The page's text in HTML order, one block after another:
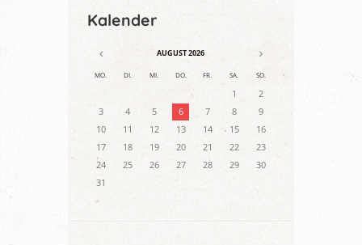
Kalender
AUGUST2026
MO. DI. MI. DO. FR. SA. SO.
1
2
3
4 5 6 7 8
9
10
11 12 13 14 15
16
17
18 19 20 21 22
23
24
25 26 27 28 29
30
31